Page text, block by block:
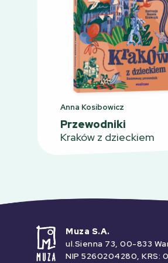
Anna Kosibowicz
Przewodniki
Kraków z dzieckiem
Muza S.A.
ul.Sienna 73, 00-833
NIP 5260204280, KRS: